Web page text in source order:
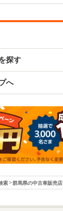
探す
へ
索 群馬県の中古車販売店